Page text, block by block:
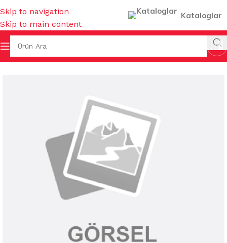
Skip to navigation
Skip to main content
Kataloglar
Sayfa TUVALET KAĞITLARI